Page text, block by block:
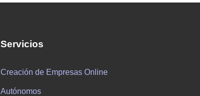
Servicios
Creación de Empresas Online
Autónomos